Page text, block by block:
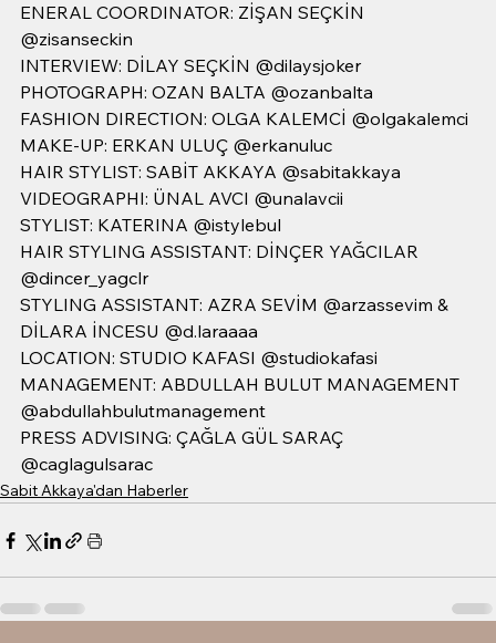
ENERAL COORDINATOR: ZİŞAN SEÇKİN
@zisanseckin
INTERVIEW: DİLAY SEÇKİN @dilaysjoker
PHOTOGRAPH: OZAN BALTA @ozanbalta
FASHION DIRECTION: OLGA KALEMCİ @olgakalemci
MAKE-UP: ERKAN ULUÇ @erkanuluc
HAIR STYLIST: SABİT AKKAYA @sabitakkaya
VIDEOGRAPHI: ÜNAL AVCI @unalavcii
STYLIST: KATERINA @istylebul
HAIR STYLING ASSISTANT: DİNÇER YAĞCILAR
@dincer_yagclr
STYLING ASSISTANT: AZRA SEVİM @arzassevim &
DİLARA İNCESU @d.laraaaa
LOCATION: STUDIO KAFASI @studiokafasi
MANAGEMENT: ABDULLAH BULUT MANAGEMENT
@abdullahbulutmanagement
PRESS ADVISING: ÇAĞLA GÜL SARAÇ
@caglagulsarac
Sabit Akkaya'dan Haberler